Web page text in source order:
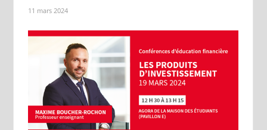
11 mars 2024